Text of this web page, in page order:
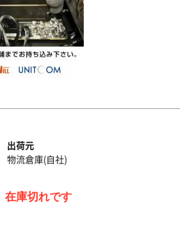
出荷元
物流倉庫(自社)
在庫切れです